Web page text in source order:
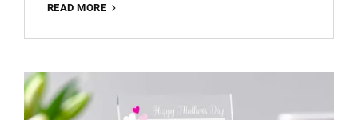
READ MORE
FRAME
JOUW
CREËER